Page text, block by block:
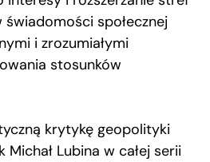
świadomości społecznej
i zrozumiałymi
stosunków
krytykę geopolityki
Michał Lubina w całej serii